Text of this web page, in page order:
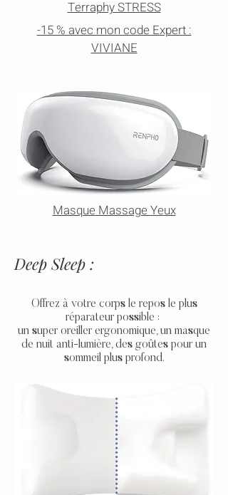
Terraphy STRESS
-15 % avec mon code Expert :
VIVIANE
Masque Massage Yeux
Deep Sleep :
Offrez à votre corps le repos le plus
réparateur possible :
un super oreiller ergonomique, un masque
de nuit anti-lumière, des goûtes pour un
sommeil plus profond.